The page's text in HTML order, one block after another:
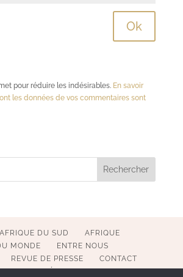
pour réduire les indésirables. En savoir
les données de vos commentaires sont
AFRIQUE DU SUD
AFRIQUE
MONDE
ENTRE NOUS
REVUE DE PRESSE
CONTACT